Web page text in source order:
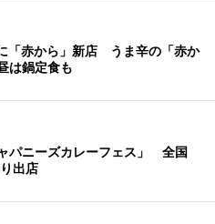
「赤から」新店 うま辛の「赤か
は鍋定食も
パニーズカレーフェス」 全国
出店